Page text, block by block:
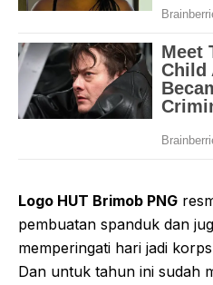
Logo HUT Brimob PNG
pembuatan spanduk dan
memperingati hari jadi
Dan untuk tahun ini sudah